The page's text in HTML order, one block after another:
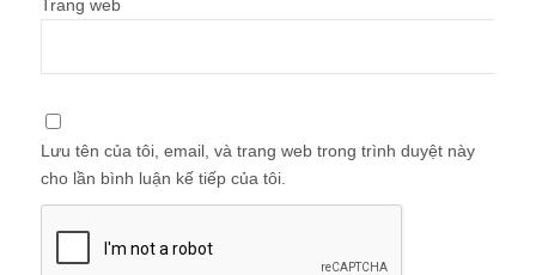
Trang web
Lưu tên của tôi, email, và trang web trong trình duyệt này
cho lần bình luận kế tiếp của tôi.